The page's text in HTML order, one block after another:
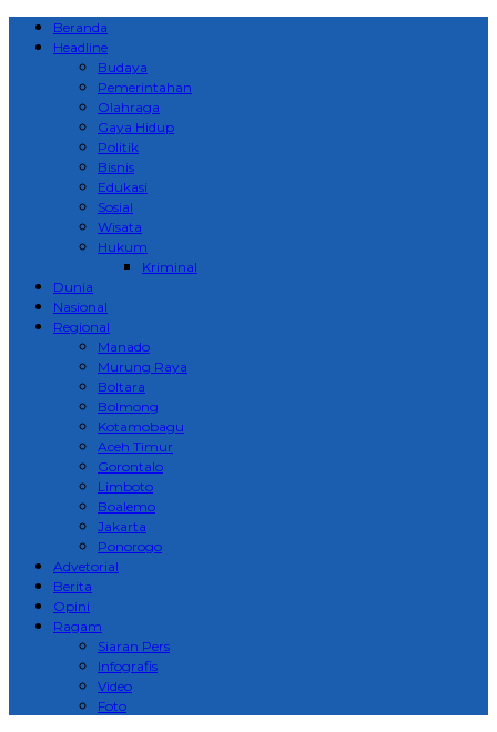
Beranda
Headline
Budaya
Pemerintahan
Olahraga
Gaya Hidup
Politik
Bisnis
Edukasi
Sosial
Wisata
Hukum
Kriminal
Dunia
Nasional
Regional
Manado
Murung Raya
Boltara
Bolmong
Kotamobagu
Aceh Timur
Gorontalo
Limboto
Boalemo
Jakarta
Ponorogo
Advetorial
Berita
Opini
Ragam
Siaran Pers
Infografis
Video
Foto